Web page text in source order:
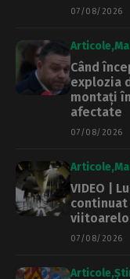
07/08/2026
Articole
Când
explozia
montați
afectate
07/08/2026
Articole
VIDEO |
07/08/2026
Articole